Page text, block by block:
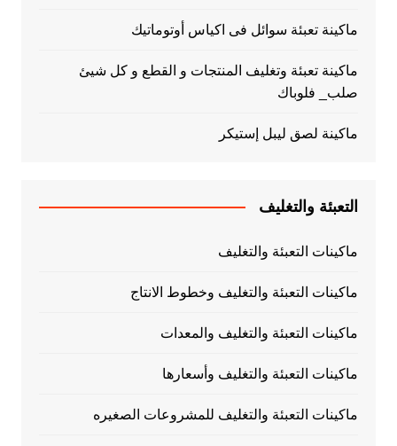
ماكينة تعبئة سوائل فى اكياس أوتوماتيك
ماكينة تعبئة وتغليف المنتجات و القطع و كل شيئ
صلب_ فلوباك
ماكينة لصق ليبل إستيكر
التعبئة والتغليف
ماكينات التعبئة والتغليف
ماكينات التعبئة والتغليف وخطوط الانتاج
ماكينات التعبئة والتغليف والمعدات
ماكينات التعبئة والتغليف وأسعارها
ماكينات التعبئة والتغليف للمشروعات الصغيره